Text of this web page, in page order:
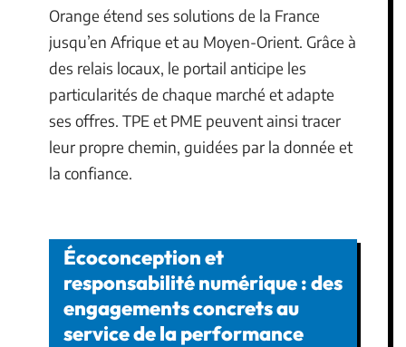
Orange étend ses solutions de la France
jusqu’en Afrique et au Moyen-Orient. Grâce à
des relais locaux, le portail anticipe les
particularités de chaque marché et adapte
ses offres. TPE et PME peuvent ainsi tracer
leur propre chemin, guidées par la donnée et
la confiance.
Écoconception et
responsabilité numérique : des
engagements concrets au
service de la performance